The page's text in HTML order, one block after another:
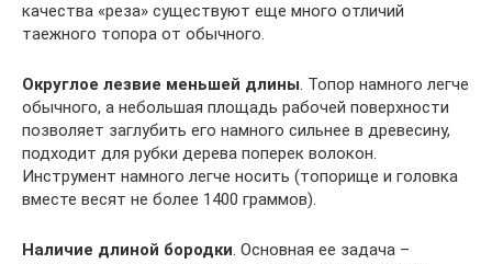
качества «реза» существуют еще много отличий
таежного топора от обычного.
Округлое лезвие меньшей длины. Топор намного легче
обычного, а небольшая площадь рабочей поверхности
позволяет заглубить его намного сильнее в древесину,
подходит для рубки дерева поперек волокон.
Инструмент намного легче носить (топорище и головка
вместе весят не более 1400 граммов).
Наличие длиной бородки. Основная ее задача –